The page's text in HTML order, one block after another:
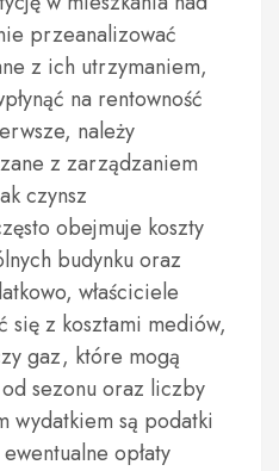
przeanalizować
z ich utrzymaniem,
na rentowność
należy
z zarządzaniem
czynsz
obejmuje koszty
budynku oraz
właściciele
się z kosztami mediów,
gaz, które mogą
sezonu oraz liczby
wydatkiem są podatki
opłaty